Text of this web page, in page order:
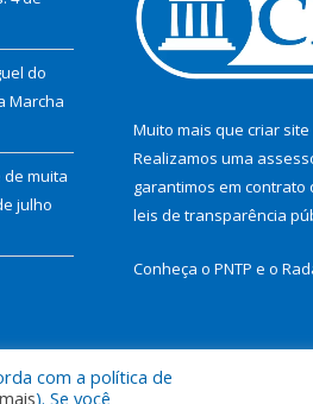
do
Marcha
muita
julho
Muito mais que criar site
Realizamos uma
garantimos em contrato
leis de transparência
Conheça o PNTP e o
Mapa do Site
com a política de
). Se você